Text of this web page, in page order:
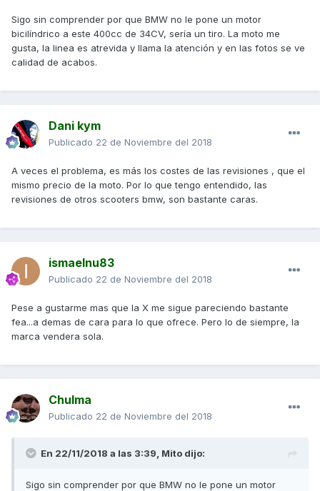
Sigo sin comprender por que BMW no le pone un motor
bicilíndrico a este 400cc de 34CV, sería un tiro. La moto me
gusta, la linea es atrevida y llama la atención y en las fotos se ve
calidad de acabos.
Dani kym
Publicado 22 de Noviembre del 2018
A veces el problema, es más los costes de las revisiones , que el
mismo precio de la moto. Por lo que tengo entendido, las
revisiones de otros scooters bmw, son bastante caras.
ismaelnu83
Publicado 22 de Noviembre del 2018
Pese a gustarme mas que la X me sigue pareciendo bastante
fea...a demas de cara para lo que ofrece. Pero lo de siempre, la
marca vendera sola.
Chulma
Publicado 22 de Noviembre del 2018
En 22/11/2018 a las 3:39, Mito dijo:
Sigo sin comprender por que BMW no le pone un motor